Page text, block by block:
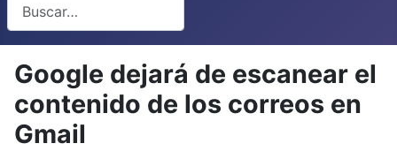
Google dejará de escanear el
contenido de los correos en
Gmail